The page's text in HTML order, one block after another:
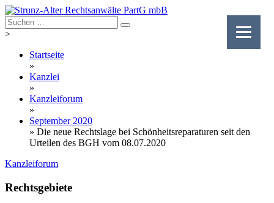
Skip
to
content
>
Startseite
»
Kanzlei
»
Kanzleiforum
»
September 2020
» Die neue Rechtslage bei Schönheitsreparaturen seit den
Urteilen des BGH vom 08.07.2020
Kanzleiforum
Rechtsgebiete